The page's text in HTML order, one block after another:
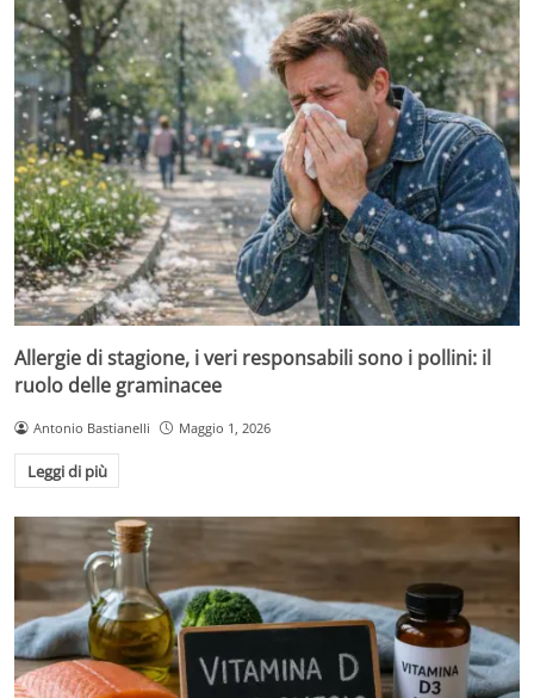
Allergie di stagione, i veri responsabili sono i pollini: il
ruolo delle graminacee
Antonio Bastianelli Maggio 1, 2026
Leggi di più